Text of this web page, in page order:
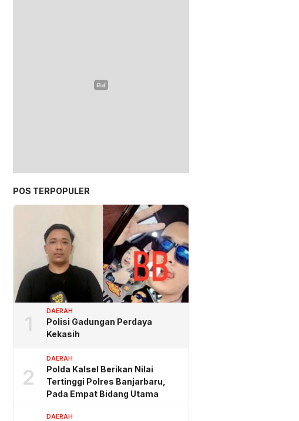
POS TERPOPULER
1
DAERAH
Polisi Gadungan Perdaya
Kekasih
2
DAERAH
Polda Kalsel Berikan Nilai
Tertinggi Polres Banjarbaru,
Pada Empat Bidang Utama
DAERAH